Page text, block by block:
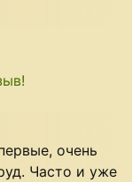
очень
Часто и уже